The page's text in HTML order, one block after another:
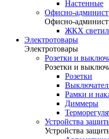
Настенные
Офисно-
Офисно-
ЖКХ
Электротовары
Электротовары
Розетки и
Розетки и
Розетки
Рамки и
Диммеры
Устройства
Устройства